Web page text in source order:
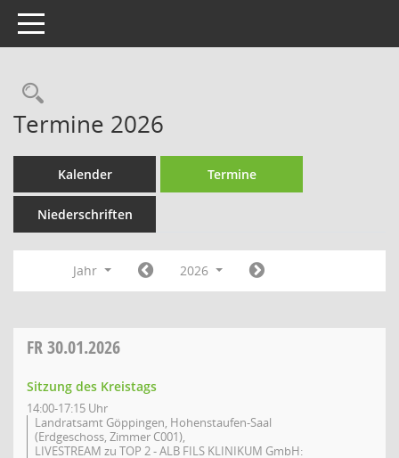
Toggle navigation
Rechercheauswahl
Termine 2026
Kalender Termine
Niederschriften
Jahr 2026
FR30.01.2026
Sitzung des Kreistags
14:00-17:15 Uhr
Landratsamt Göppingen, Hohenstaufen-Saal
(Erdgeschoss, Zimmer C001),
LIVESTREAM zu TOP 2 - ALB FILS KLINIKUM GmbH: